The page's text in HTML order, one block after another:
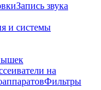
Запись звука
и системы
на
Фильтры